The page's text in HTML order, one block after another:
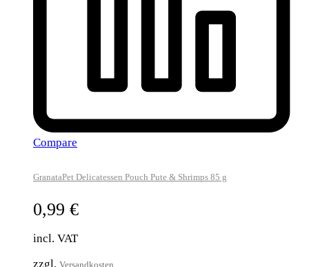
Compare
GranataPet Delicatessen Pouch Pute & Shrimps 85 g
0,99 €
incl. VAT
zzgl. Versandkosten